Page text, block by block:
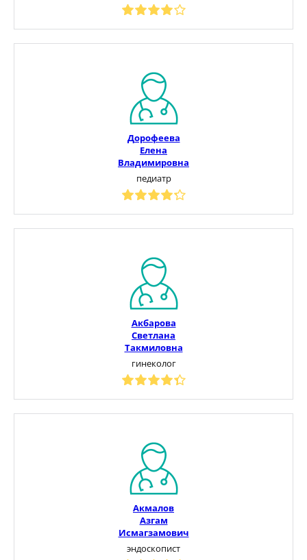
Дорофеева
Елена
Владимировна
педиатр
Акбарова
Светлана
Такмиловна
гинеколог
Акмалов
Азгам
Исмагзамович
эндоскопист